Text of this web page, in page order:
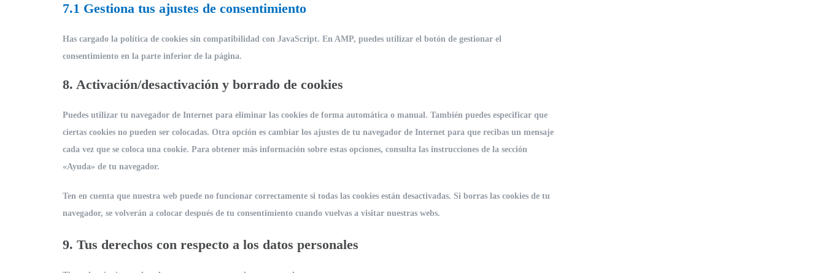
7.1 Gestiona tus ajustes de consentimiento
Has cargado la política de cookies sin compatibilidad con JavaScript. En AMP, puedes utilizar el botón de gestionar el
consentimiento en la parte inferior de la página.
8. Activación/desactivación y borrado de cookies
Puedes utilizar tu navegador de Internet para eliminar las cookies de forma automática o manual. También puedes especificar que
ciertas cookies no pueden ser colocadas. Otra opción es cambiar los ajustes de tu navegador de Internet para que recibas un mensaje
cada vez que se coloca una cookie. Para obtener más información sobre estas opciones, consulta las instrucciones de la sección
«Ayuda» de tu navegador.
Ten en cuenta que nuestra web puede no funcionar correctamente si todas las cookies están desactivadas. Si borras las cookies de tu
navegador, se volverán a colocar después de tu consentimiento cuando vuelvas a visitar nuestras webs.
9. Tus derechos con respecto a los datos personales